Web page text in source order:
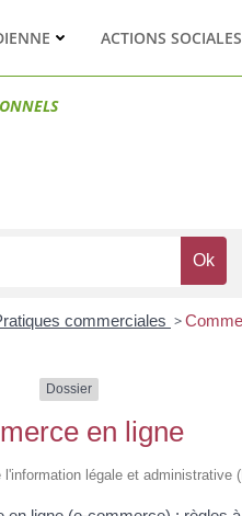
ACTIONS SOCIALES
commerciales >
Dossier
en ligne
légale et administrative